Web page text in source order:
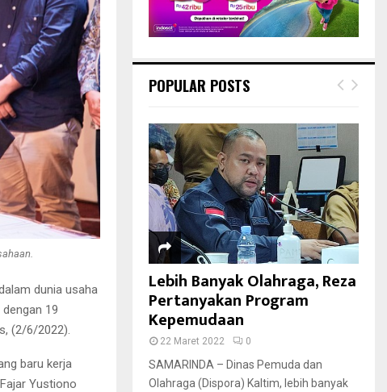
dunia usaha
19
(2/6/2022).
baru kerja
Yustiono
POPULAR POSTS
Lebih Banyak Olahraga, Reza
Pertanyakan Program
Kepemudaan
22 Maret 2022 0
SAMARINDA – Dinas Pemuda dan
Olahraga (Dispora) Kaltim, lebih banyak